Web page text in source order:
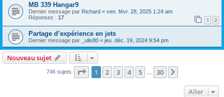
MB 339 Hangar9
Dernier message par Richard « ven. févr. 28, 2025 1:24 am
Réponses : 17 1 2
Partage d’expérience en jets
Dernier message par _ulis80 « jeu. déc. 19, 2024 9:54 pm
Nouveau sujet
746 sujets Page 1sur30
1 2 3 4 5 … 30
Aller